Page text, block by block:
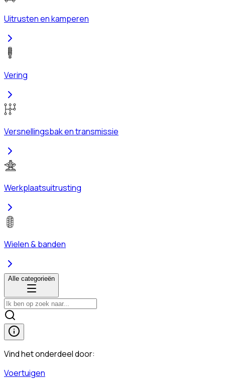
Uitrusten en kamperen
Vering
Versnellingsbak en transmissie
Werkplaatsuitrusting
Wielen & banden
Alle categorieën
Vind het onderdeel door:
Voertuigen